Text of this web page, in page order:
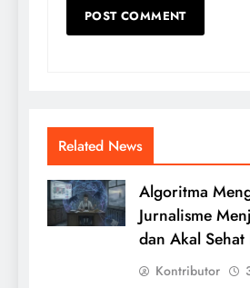
Related News
Algoritma
Jurnalisme
dan Akal
Kontributor